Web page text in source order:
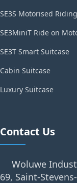
SE3S Motorised
SE3MiniT Ride on
SE3T Smart Suitcase
Cabin Suitcase
Luxury Suitcase
Contact Us
Woluwe
69, Saint-